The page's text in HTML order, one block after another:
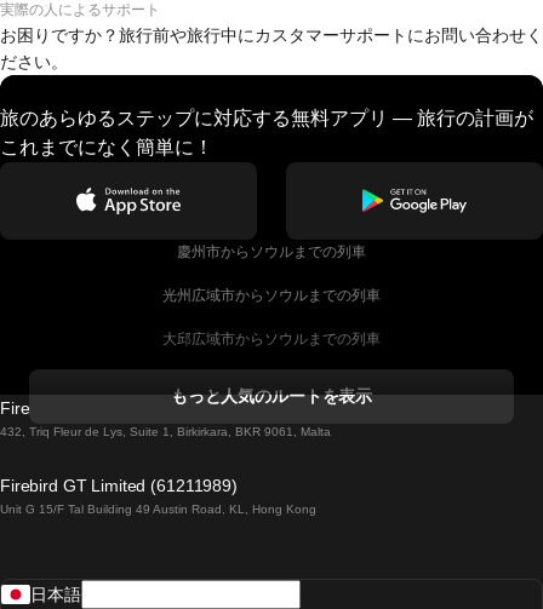
実際の人によるサポート
お困りですか？旅行前や旅行中にカスタマーサポートにお問い合わせく
ださい。
旅のあらゆるステップに対応する無料アプリ — 旅行の計画が
これまでになく簡単に！
慶州市からソウルまでの列車
光州広域市からソウルまでの列車
大邱広域市からソウルまでの列車
ダブリンからゴールウェイまでの列車
ローマからナポリまでの列車
もっと人気のルートを表示
Firebird GT Limited (OC 1451)
432, Triq Fleur de Lys, Suite 1, Birkirkara, BKR 9061, Malta
Firebird GT Limited (61211989)
Unit G 15/F Tal Building 49 Austin Road, KL, Hong Kong
日本語